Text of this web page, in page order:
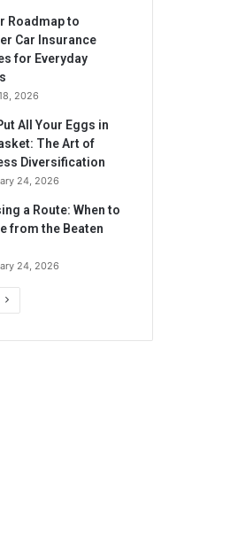
Roadmap to
Car Insurance
for Everyday
2026
All Your Eggs in
The Art of
Diversification
24, 2026
a Route: When to
from the Beaten
24, 2026
Next